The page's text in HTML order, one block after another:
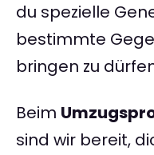
du spezielle
bestimmte
bringen zu
Beim
sind wir bereit,